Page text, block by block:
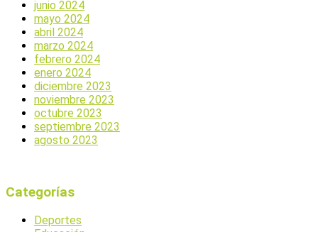
junio 2024
mayo 2024
abril 2024
marzo 2024
febrero 2024
enero 2024
diciembre 2023
noviembre 2023
octubre 2023
septiembre 2023
agosto 2023
Categorías
Deportes